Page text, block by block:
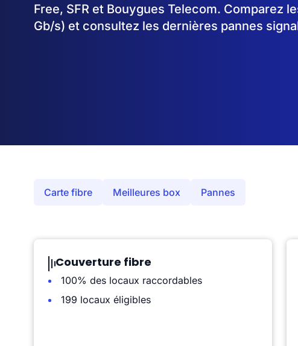
Free, SFR et Bouygues Telecom. Comparez
Gb/s) et consultez les dernières pannes
Carte fibre Meilleures box Pannes
Couverture fibre
100% des locaux raccordables
199 locaux éligibles